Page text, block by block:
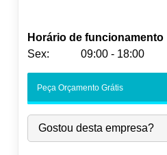
Horário de funcionamento
Sex:
09:00 - 18:00
-
Qua:
09:00-18:00
Qui:
09:00-18:00
Peça Orçamento Grátis
Gostou desta empresa?